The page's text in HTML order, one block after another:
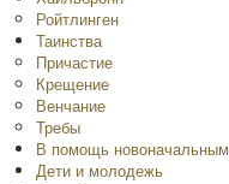
Ройтлинген
Таинства
Причастие
Крещение
Венчание
Требы
В помощь новоначальным
Дети и молодежь